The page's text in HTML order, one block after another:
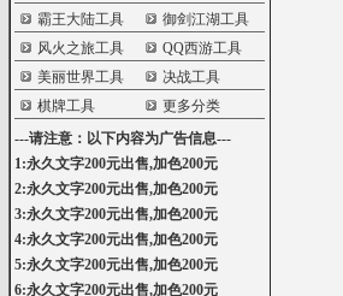
霸王大陆工具
御剑江湖工具
风火之旅工具
QQ西游工具
美丽世界工具
决战工具
棋牌工具
更多分类
---请注意：以下内容为广告信息---
1:永久文字200元出售,加色200元
2:永久文字200元出售,加色200元
3:永久文字200元出售,加色200元
4:永久文字200元出售,加色200元
5:永久文字200元出售,加色200元
6:永久文字200元出售,加色200元